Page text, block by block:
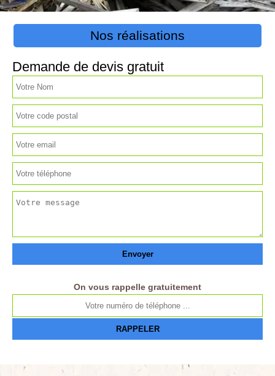
Nos réalisations
Demande de devis gratuit
On vous rappelle gratuitement